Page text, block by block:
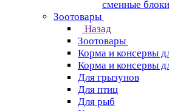
сменные блоки
Зоотовары
Назад
Зоотовары
Корма и консервы
Корма и консервы
Для грызунов
Для птиц
Для рыб